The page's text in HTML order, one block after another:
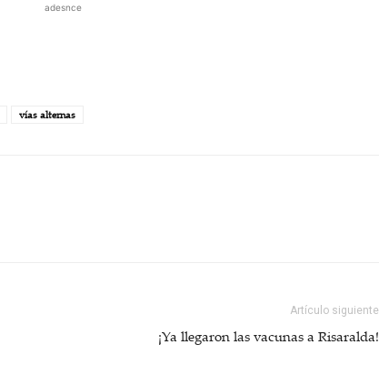
adesnce
vías alternas
Artículo siguiente
¡Ya llegaron las vacunas a Risaralda!